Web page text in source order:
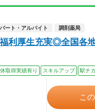
パート・アルバイト 調剤薬局
利厚生充実◎全国各
取得実績有り スキルアップ 駅チカ
こ